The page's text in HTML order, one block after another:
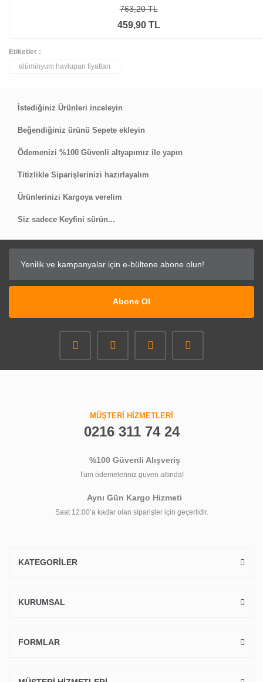
459,90 TL
763,20 TL
Etiketler :
alüminyum havlupan fiyatları
İstediğiniz Ürünleri inceleyin
Beğendiğiniz ürünü Sepete ekleyin
Ödemenizi %100 Güvenli altyapımız ile yapın
Titizlikle Siparişlerinizi hazırlayalım
Ürünlerinizi Kargoya verelim
Siz sadece Keyfini sürün...
Abone Ol
MÜŞTERİ HİZMETLERİ
0216 311 74 24
%100 Güvenli Alışveriş
Tüm ödemeleriniz güven altında!
Aynı Gün Kargo Hizmeti
Saat 12:00’a kadar olan siparişler için geçerlidir.
KATEGORİLER
KURUMSAL
FORMLAR